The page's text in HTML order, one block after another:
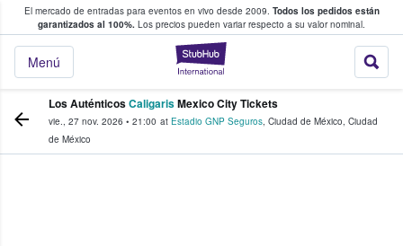
El mercado de entradas para eventos en vivo desde 2009. Todos los pedidos están
garantizados al 100%. Los precios pueden variar respecto a su valor nominal.
StubHub:
Menú
y venta de entradas entre fans
Los AuténticosCaligarisMexico City Tickets
vie., 27 nov. 2026 • 21:00 at Estadio GNP Seguros, Ciudad de México, Ciudad
de México